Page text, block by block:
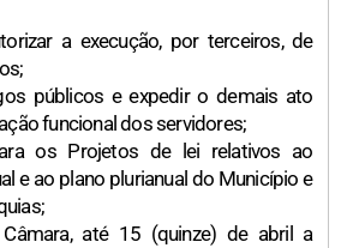
a execução, por terceiros, de
públicos e expedir o demais ato
funcional dos servidores;
os Projetos de lei relativos ao
e ao plano plurianual do Município e
Câmara, até 15 (quinze) de abril a